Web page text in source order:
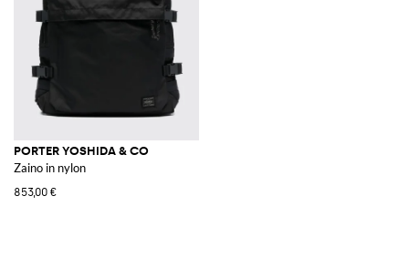
PORTER YOSHIDA & CO
Zaino in nylon
853,00 €